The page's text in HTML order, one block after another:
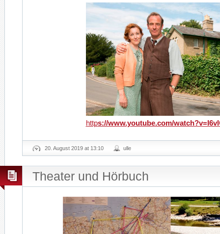
https://www.youtube.com/
20. August 2019 at 13:10 ulle
Theater und Hörbuch